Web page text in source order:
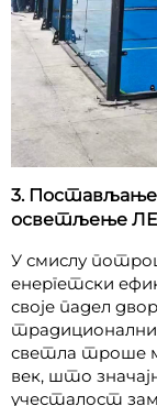
3. Постављање
осветљење
У смислу
енергетски
своје падел
светла троше
век, што
учесталост